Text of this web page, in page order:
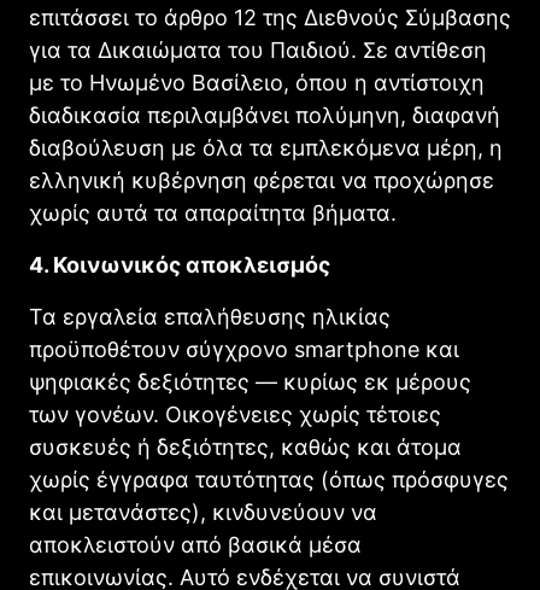
επιτάσσει το άρθρο 12 της Διεθνούς Σύμβασης
για τα Δικαιώματα του Παιδιού. Σε αντίθεση
με το Ηνωμένο Βασίλειο, όπου η αντίστοιχη
διαδικασία περιλαμβάνει πολύμηνη, διαφανή
διαβούλευση με όλα τα εμπλεκόμενα μέρη, η
ελληνική κυβέρνηση φέρεται να προχώρησε
χωρίς αυτά τα απαραίτητα βήματα.
4. Κοινωνικός αποκλεισμός
Τα εργαλεία επαλήθευσης ηλικίας
προϋποθέτουν σύγχρονο smartphone και
ψηφιακές δεξιότητες — κυρίως εκ μέρους
των γονέων. Οικογένειες χωρίς τέτοιες
συσκευές ή δεξιότητες, καθώς και άτομα
χωρίς έγγραφα ταυτότητας (όπως πρόσφυγες
και μετανάστες), κινδυνεύουν να
αποκλειστούν από βασικά μέσα
επικοινωνίας. Αυτό ενδέχεται να συνιστά